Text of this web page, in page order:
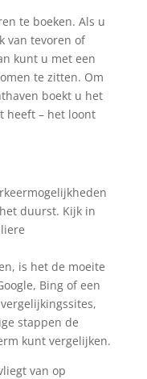
te boeken. Als u
van tevoren of
kunt u met een
te zitten. Om
boekt u het
heeft – het loont
duurst. Kijk in
is het de moeite
Bing of een
stappen de
kunt vergelijken.
van op